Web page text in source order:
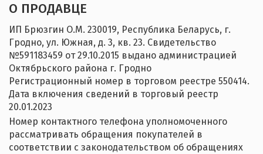
О ПРОДАВЦЕ
ИП Брюзгин О.М. 230019, Республика Беларусь, г.
Гродно, ул. Южная, д. 3, кв. 23. Свидетельство
№‎591183459 от 29.10.2015 выдано администрацией
Октябрьского района г. Гродно
Регистрационный номер в торговом реестре 550414.
Дата включения сведений в торговый реестр
20.01.2023
Номер контактного телефона уполномоченного
рассматривать обращения покупателей в
соответствии с законодательством об обращениях